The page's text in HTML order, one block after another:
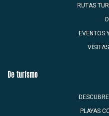
RUTAS
EVENTOS
De turismo
PLAYAS